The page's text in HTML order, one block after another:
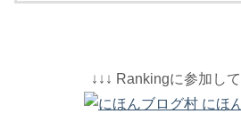
↓↓↓ Rankingに参加し